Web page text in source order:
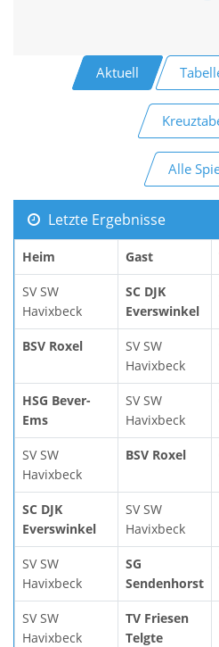
Aktuell
Alle
Letzte Ergebnisse
Heim Gast
SV SW
Havixbeck
SC DJK
Everswinkel
BSV Roxel
SV SW
Havixbeck
HSG Bever-
Ems
SV SW
Havixbeck
SV SW
Havixbeck
BSV Roxel
SC DJK
Everswinkel
SV SW
Havixbeck
SV SW
Havixbeck
SG
Sendenhorst
SV SW
Havixbeck
TV Friesen
Telgte